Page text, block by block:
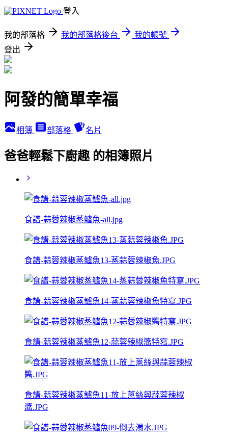
登入
我的部落格 我的部落格後台
我的帳號
登出
阿發的簡單幸福
相簿 部落格 名片
爸爸輕鬆下廚趣 的相簿照片
食譜-蒜蓉辣椒蒸鱸魚-all.jpg
食譜-蒜蓉辣椒蒸鱸魚13-蒸蒜蓉辣椒魚.JPG
食譜-蒜蓉辣椒蒸鱸魚14-蒸蒜蓉辣椒魚特寫.JPG
食譜-蒜蓉辣椒蒸鱸魚12-蒜蓉辣椒醬特寫.JPG
食譜-蒜蓉辣椒蒸鱸魚11-放上蔥絲與蒜蓉辣椒
醬.JPG